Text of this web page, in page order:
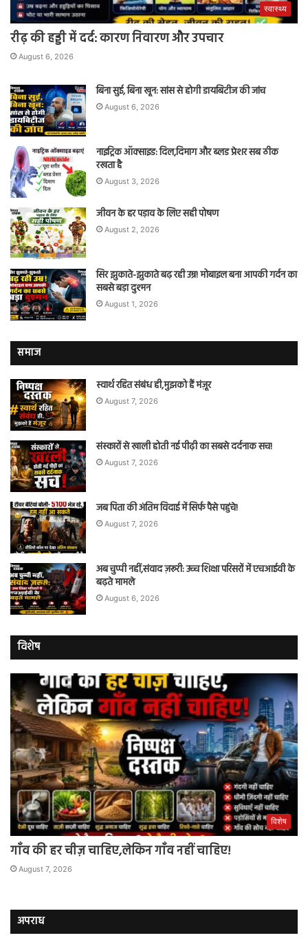
स्वास्थ्य
रीढ़ की हड्डी में दर्द: कारण निवारण और उपचार
August 6, 2026
बिना सुई, बिना खून: सांस से होगी डायबिटीज की जांच
August 6, 2026
नाइट्रिक ऑक्साइड: दिल,दिमाग और ब्लड प्रेशर सब ठीक
रखता है
August 3, 2026
जीवन के हर पड़ाव के लिए सही पोषण
August 2, 2026
सिर झुकाते-झुकाते बढ़ रही उम्र! मोबाइल बना आपकी गर्दन का
सबसे बड़ा दुश्मन
August 1, 2026
समाज
स्वार्थ रहित संबंध ही,मुझको हैं मंज़ूर
August 7, 2026
संस्कारों से खाली होती नई पीढ़ी का सबसे दर्दनाक सच!
August 7, 2026
जब पिता की अंतिम विदाई में सिर्फ पैसे पहुंचे!
August 7, 2026
अब चुप्पी नहीं,संवाद ज़रूरी: उच्च शिक्षा परिसरों में एचआईवी के
बढ़ते मामले
August 6, 2026
विशेष
विशेष
गाँव की हर चीज़ चाहिए,लेकिन गाँव नहीं चाहिए!
August 7, 2026
अपराध